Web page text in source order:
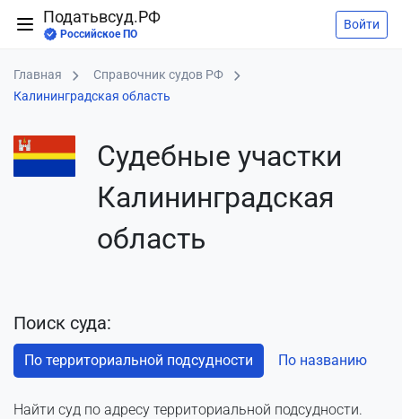
Податьвсуд.РФ
Российское ПО
Войти
Главная
Справочник судов РФ
Калининградская область
Судебные участки
Калининградская
область
Поиск суда:
По территориальной подсудности По названию
Найти суд по адресу территориальной подсудности.